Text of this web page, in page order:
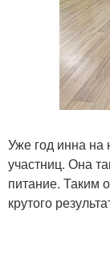
Уже год инна
участниц. Она
питание. Таким
крутого